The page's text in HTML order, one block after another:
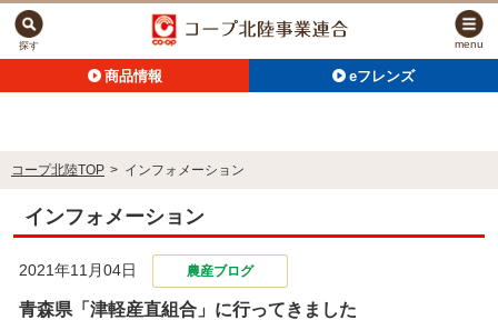
商品情報 eフレンズ
探す menu
コープ北陸TOP > インフォメーション
インフォメーション
2021年11月04日 農産ブログ
青森県「津軽産直組合」に行ってきました